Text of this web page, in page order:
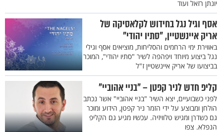
יונתן רזאל ועוד
אסף וגיל נגל בחידוש לקלאסיקה של
אריק איינשטיין, "סתיו יהודי"
באווירת ימי הרחמים והסליחות, מוציאים אסף וגילי
נגל ביצוע מיוחד ויפהפה לשיר "סתיו יהודי", המוכר
בביצועו של אריק איינשטיין ז"ל
קליפ חדש לניר קפטן – "בניי אהוביי"
לפני כשבועיים, יצא השיר "בניי אהוביי" אשר נכתב
הולחן ומבוצע על ידי הזמר ניר קפטן, הידוע ומוכר
גם כשדרן ומגיש טלוויזיה. עכשיו מגיע גם הקליפ
הנפלא. צפו